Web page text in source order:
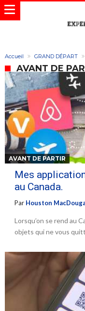
Accueil GRAND DÉPART
AVANT DE
AVANT DE PARTIR
Mes
au Canada.
Par Houston
Lorsqu’on se rend au
objets qui ne vous